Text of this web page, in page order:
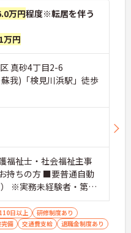
万円程度※転居を伴う
万円
真砂4丁目2-6
我)「検見川浜駅」徒歩
福祉士・社会福祉主事
持ちの方 ■要普通自動
※実務未経験者・第二
日以上
研修制度あり
備 交通費支給 退職金制度あり